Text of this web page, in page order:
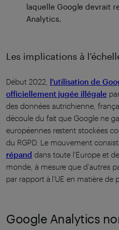
laquelle Google devrait
Analytics.
Les implications à
Début 2022,
l'utilisation de
officiellement jugée illégale
des données autrichienne,
découle du fait que Google ne
européennes restent stockées
du RGPD. Le mouvement
répand dans toute l'Europe et
monde, à mesure que d'autres
par rapport à l'UE en matière de
Google Analytics